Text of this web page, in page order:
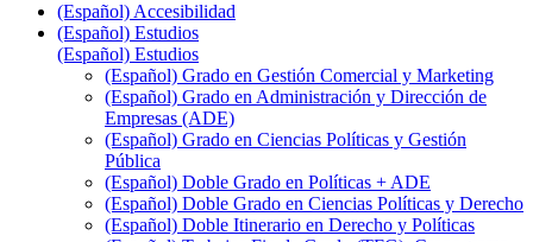
(Español) Accesibilidad
(Español) Estudios
(Español) Estudios
(Español) Grado en Gestión Comercial y Marketing
(Español) Grado en Administración y Dirección de
Empresas (ADE)
(Español) Grado en Ciencias Políticas y Gestión
Pública
(Español) Doble Grado en Políticas + ADE
(Español) Doble Grado en Ciencias Políticas y Derecho
(Español) Doble Itinerario en Derecho y Políticas